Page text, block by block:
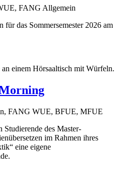
FANG Allgemein
für das Sommersemester 2026 am
FANG WUE, BFUE, MFUE
Studierende des Master-
im Rahmen ihres
eine eigene